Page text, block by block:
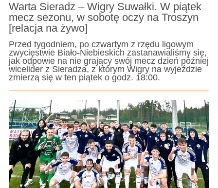
Warta Sieradz – Wigry Suwałki. W piątek
mecz sezonu, w sobotę oczy na Troszyn
[relacja na żywo]
Przed tygodniem, po czwartym z rzędu ligowym
zwycięstwie Biało-Niebieskich zastanawialiśmy się,
jak odpowie na nie grający swój mecz dzień później
wicelider z Sieradza, z którym Wigry na wyjeździe
zmierzą się w ten piątek o godz. 18:00.